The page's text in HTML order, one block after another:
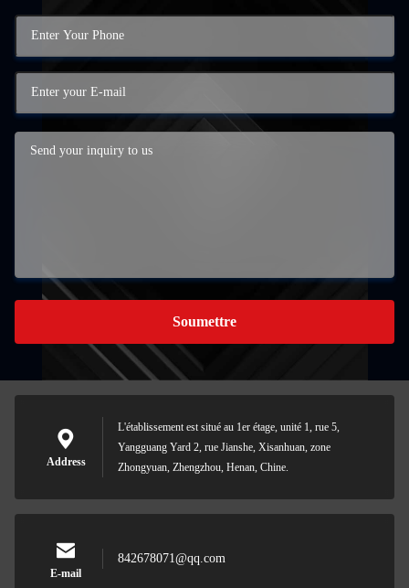
Soumettre
Address
L'établissement est situé au 1er étage, unité 1, rue 5,
Yangguang Yard 2, rue Jianshe, Xisanhuan, zone
Zhongyuan, Zhengzhou, Henan, Chine.
E-mail
842678071@qq.com